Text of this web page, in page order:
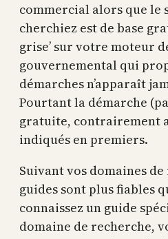
commercial alors que le
cherchiez est de base
grise’ sur votre moteur
gouvernemental qui
démarches n’apparaît
Pourtant la démarche
gratuite, contrairement
indiqués en premiers.
Suivant vos domaines
guides sont plus fiables
connaissez un guide
domaine de recherche,